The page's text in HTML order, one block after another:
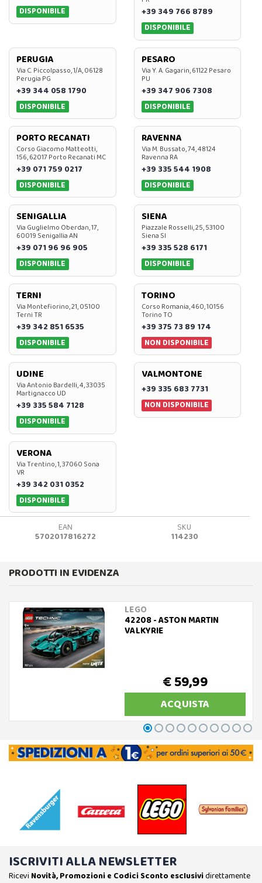
DISPONIBILE
+39 349 766 8789
DISPONIBILE
PERUGIA
Via C. Piccolpasso, 1/A, 06128
Perugia PG
+39 344 058 1790
DISPONIBILE
PESARO
Via Y. A. Gagarin, 61122 Pesaro
PU
+39 347 906 7308
DISPONIBILE
PORTO RECANATI
Corso Giacomo Matteotti,
156, 62017 Porto Recanati MC
+39 071 759 0217
DISPONIBILE
RAVENNA
Via M. Bussato, 74, 48124
Ravenna RA
+39 335 544 1908
DISPONIBILE
SENIGALLIA
Via Guglielmo Oberdan, 17,
60019 Senigallia AN
+39 071 96 96 905
DISPONIBILE
SIENA
Piazzale Rosselli, 25, 53100
Siena SI
+39 335 528 6171
DISPONIBILE
TERNI
Via Montefiorino, 21, 05100
Terni TR
+39 342 851 6535
DISPONIBILE
TORINO
Corso Romania, 460, 10156
Torino TO
+39 375 73 89 174
NON DISPONIBILE
UDINE
Via Antonio Bardelli, 4, 33035
Martignacco UD
+39 335 584 7128
DISPONIBILE
VALMONTONE
+39 335 683 7731
NON DISPONIBILE
VERONA
Via Trentino, 1, 37060 Sona
VR
+39 342 031 0352
DISPONIBILE
EAN
5702017816272
SKU
114230
PRODOTTI IN EVIDENZA
LEGO
42208 - ASTON MARTIN
VALKYRIE
€ 59,99
ACQUISTA
ISCRIVITI ALLA NEWSLETTER
Ricevi Novità, Promozioni e Codici Sconto esclusividirettamente